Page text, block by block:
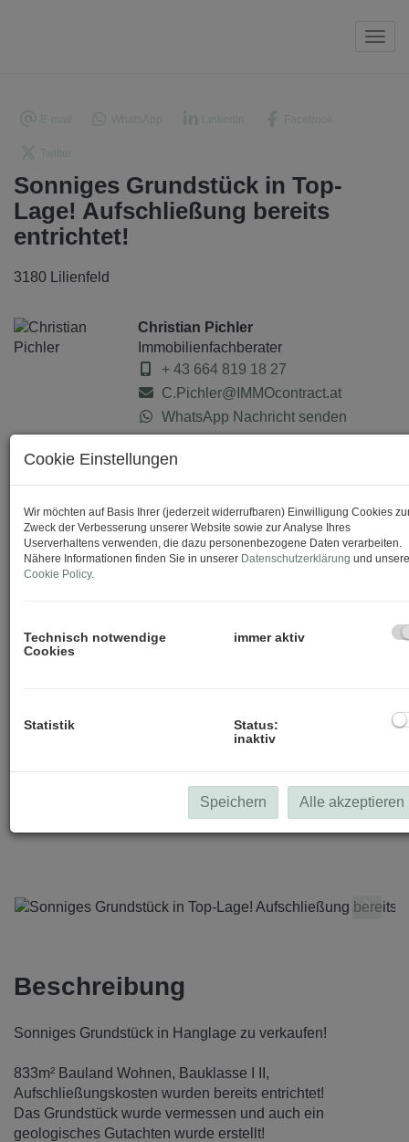
Sonniges Grundstück in Top-
Lage! Aufschließung bereits
entrichtet!
3180 Lilienfeld
Christian Pichler
Immobilienfachberater
+ 43 664 819 18 27
C.Pichler@IMMOcontract.at
WhatsApp Nachricht senden
Download Expose
Beschreibung
Sonniges Grundstück in Hanglage zu verkaufen!
833m² Bauland Wohnen, Bauklasse I II,
Aufschließungskosten wurden bereits entrichtet!
Das Grundstück wurde vermessen und auch ein
geologisches Gutachten wurde erstellt!
Cookie Einstellungen
Wir möchten auf Basis Ihrer (jederzeit widerrufbaren) Einwilligung Cookies
Zweck der Verbesserung unserer Website sowie zur Analyse Ihres
Userverhaltens verwenden, die dazu personenbezogene Daten verarbeiten.
Nähere Informationen finden Sie in unserer Datenschutzerklärung und
Cookie Policy.
Technisch notwendige
Cookies
immer aktiv
Statistik
Status:
inaktiv
Speichern Alle akzeptieren